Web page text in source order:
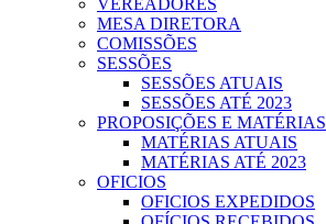
VEREADORES
MESA DIRETORA
COMISSÕES
SESSÕES
SESSÕES ATUAIS
SESSÕES ATÉ 2023
PROPOSIÇÕES E MATÉRIAS
MATÉRIAS ATUAIS
MATÉRIAS ATÉ 2023
OFICIOS
OFICIOS EXPEDIDOS